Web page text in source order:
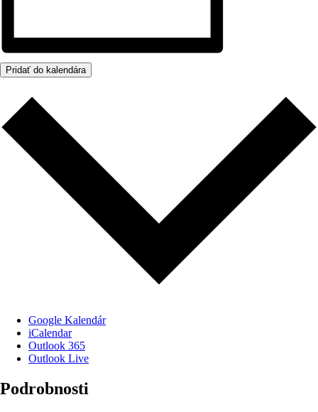
Pridať do kalendára
Google Kalendár
iCalendar
Outlook 365
Outlook Live
Podrobnosti